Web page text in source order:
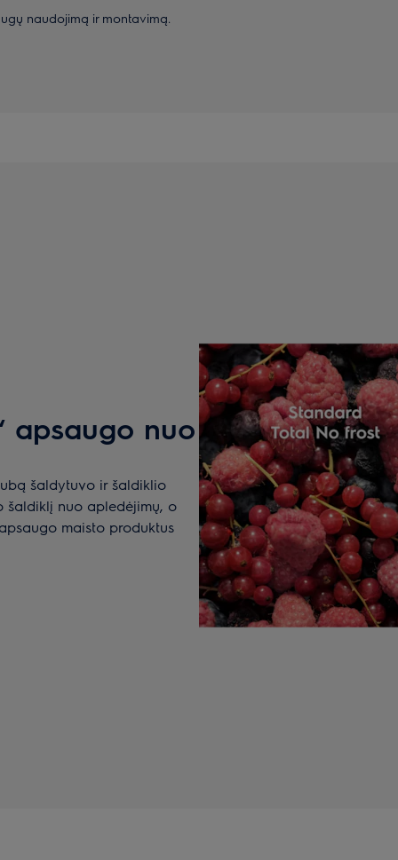
naudojimą ir montavimą.
apsaugo nuo
šaldytuvo ir šaldiklio
šaldiklį nuo apledėjimų, o
maisto produktus